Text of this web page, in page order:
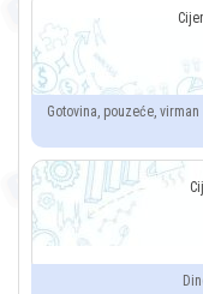
Gotovina, pouzeće,